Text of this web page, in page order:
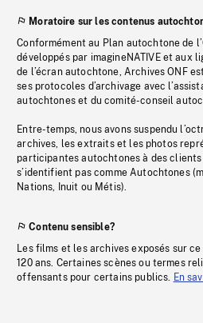
Moratoire sur les contenus
Conformément au Plan autochtone de
développés par imagineNATIVE et aux
de l’écran autochtone, Archives ONF
ses protocoles d’archivage avec
autochtones et du comité-conseil
Entre-temps, nous avons suspendu
archives, les extraits et les photos
participantes autochtones à des
s’identifient pas comme Autochtones
Nations, Inuit ou Métis).
Contenu sensible?
Les films et les archives exposés sur
120 ans. Certaines scènes ou termes
offensants pour certains publics. En